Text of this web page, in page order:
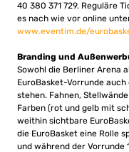
40 380 371 729. Reguläre
es nach wie vor online
www.eventim.de/
Branding und
Sowohl die Berliner Arena
EuroBasket-Vorrunde
stehen. Fahnen,
Farben (rot und gelb mit
weithin sichtbare
die EuroBasket eine Rolle
und während der